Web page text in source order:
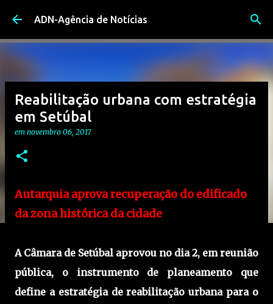
Avançar para o conteúdo principal
ADN-Agência de Notícias
Reabilitação urbana com estratégia
em Setúbal
em novembro 06, 2017
Autarquia aprovarecuperação do edificado
da zona histórica da cidade
A Câmara de Setúbal aprovou no dia 2, em reunião
pública, o instrumento de planeamento que
define a estratégia de reabilitação urbana para o